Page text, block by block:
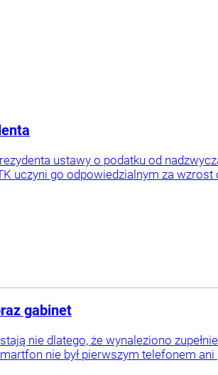
ustawy o podatku od
uczyni go odpowiedzialnym za wzrost
gabinet
nie dlatego, że wynaleziono
nie był pierwszym telefonem